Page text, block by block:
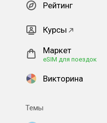
Рейтинг
Курсы
Маркет
eSIM для поездок
Викторина
Темы